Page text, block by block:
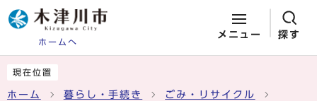
ホームへ
メニュー 探す
現在位置
ホーム 暮らし・手続き ごみ・リサイクル